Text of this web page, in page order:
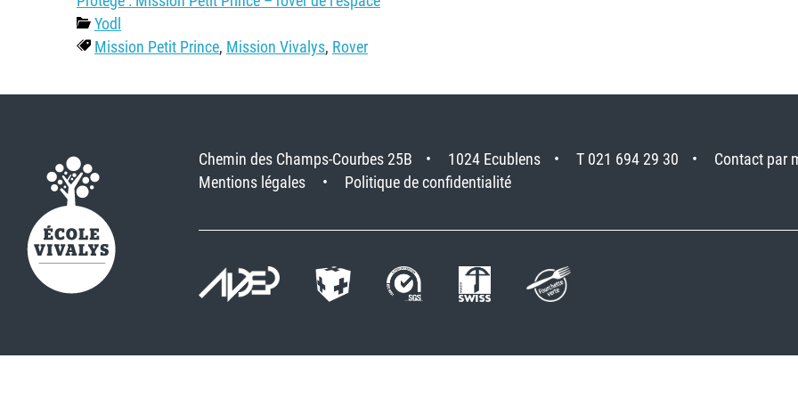
Yodl
Mission Petit Prince, Mission Vivalys, Rover
Chemin des Champs-Courbes 25B 1024 Ecublens T 021 694 29 30
Contact par
Mentions légales
Politique de confidentialité